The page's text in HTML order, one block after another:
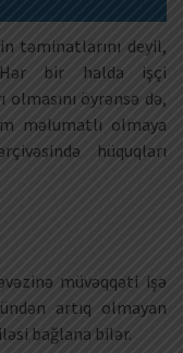
təminatlarını deyil,
Hər bir halda işçi
öyrənsə də,
məlumatlı olmaya
hüquqları
müvəqqəti işə
artıq olmayan
bağlana bilər.